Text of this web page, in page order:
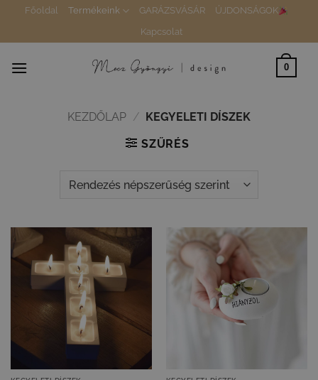
content
Főoldal Termékeink GARÁZSVÁSÁR
ÚJDONSÁGOK
Kapcsolat
0
KEZDŐLAP / KEGYELETI DÍSZEK
SZŰRÉS